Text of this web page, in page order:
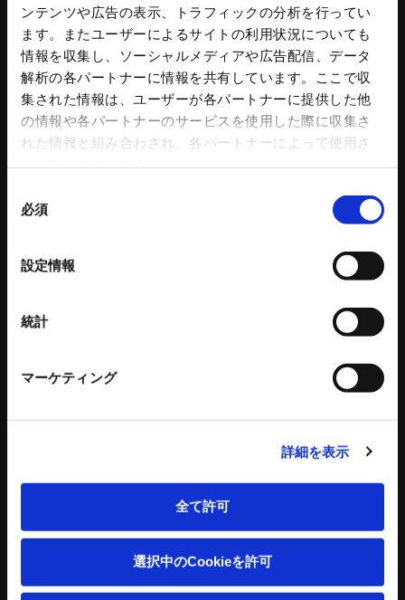
ンテンツや広告の表示、トラフィックの分析を行ってい
ます。またユーザーによるサイトの利用状況についても
情報を収集し、ソーシャルメディアや広告配信、データ
解析の各パートナーに情報を共有しています。ここで収
集された情報は、ユーザーが各パートナーに提供した他
の情報や各パートナーのサービスを使用した際に収集さ
れた情報と組み合わされ、各パートナーによって使用さ
必須
設定情報
統計
マーケティング
詳細を表示
全て許可
選択中のCookieを許可
バッチ式産業用混練機シリーズ
連続式混合機
ペレット成形機
もみがら成形機
もみがら粉砕機
衝撃式粉砕乾燥機
縦型固液分離装置
建設機械 関連記事
立体駐車場
公共施設
医療・福祉施設
1層2段
ウォータージェット
理化学機器
Zeromo